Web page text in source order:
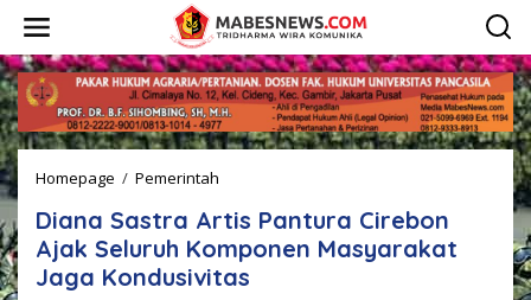
w
a
t
i
k
e
k
o
n
t
e
n
Homepage / Pemerintah
a
n
a
S
Diana Sastra Artis Pantura Cirebon
Ajak Seluruh Komponen Masyarakat
Jaga Kondusivitas